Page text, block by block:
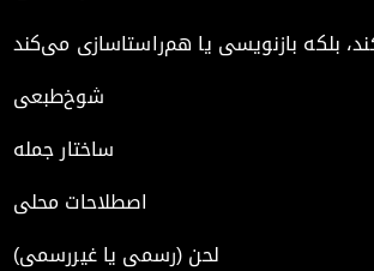
شوخ‌طبعی
ساختار جمله
اصطلاحات محلی
لحن (رسمی یا غیررسمی)